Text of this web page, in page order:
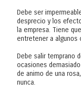
Debe ser
desprecio y los
la empresa. Tiene
entretener a algunos
Debe salir temprano
ocasiones
de animo de una
nunca.